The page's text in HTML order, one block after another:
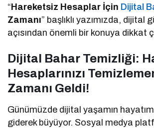
“ Hareketsiz Hesaplar İçin Dijital
Zamanı” başlıklı yazımızda, dijital
açısından önemli bir konuya dikkat
Dijital Bahar Temizliği:
Hesaplarınızı
Zamanı Geldi!
Günümüzde dijital yaşamın
giderek büyüyor. Sosyal medya